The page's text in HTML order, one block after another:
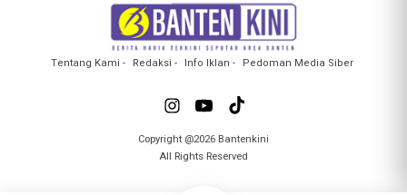
Tentang Kami Redaksi Info Iklan Pedoman Media Siber
Copyright @2026 Bantenkini
All Rights Reserved